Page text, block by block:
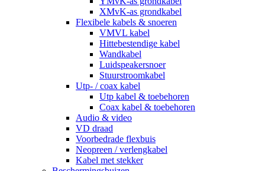
XMvK-as grondkabel
Flexibele kabels & snoeren
VMVL kabel
Hittebestendige kabel
Wandkabel
Luidspeakersnoer
Stuurstroomkabel
Utp- / coax kabel
Utp kabel & toebehoren
Coax kabel & toebehoren
Audio & video
VD draad
Voorbedrade flexbuis
Neopreen / verlengkabel
Kabel met stekker